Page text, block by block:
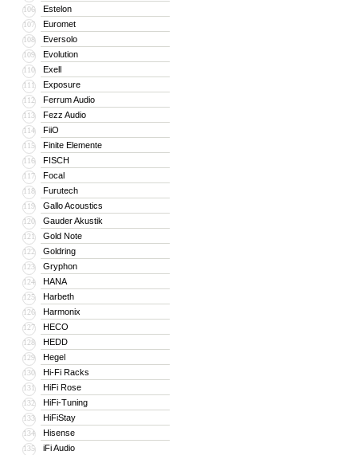
106 Estelon
107 Euromet
108 Eversolo
109 Evolution
110 Exell
111 Exposure
112 Ferrum Audio
113 Fezz Audio
114 FiiO
115 Finite Elemente
116 FISCH
117 Focal
118 Furutech
119 Gallo Acoustics
120 Gauder Akustik
121 Gold Note
122 Goldring
123 Gryphon
124 HANA
125 Harbeth
126 Harmonix
127 HECO
128 HEDD
129 Hegel
130 Hi-Fi Racks
131 HiFi Rose
132 HiFi-Tuning
133 HiFiStay
134 Hisense
135 iFi Audio